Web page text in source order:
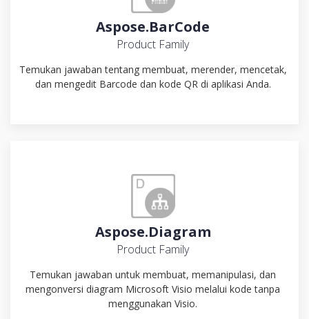
Aspose.BarCode
Product Family
Temukan jawaban tentang membuat, merender, mencetak,
dan mengedit Barcode dan kode QR di aplikasi Anda.
Aspose.Diagram
Product Family
Temukan jawaban untuk membuat, memanipulasi, dan
mengonversi diagram Microsoft Visio melalui kode tanpa
menggunakan Visio.